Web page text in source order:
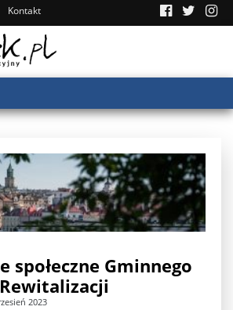
Kontakt
społeczne Gminnego
2023